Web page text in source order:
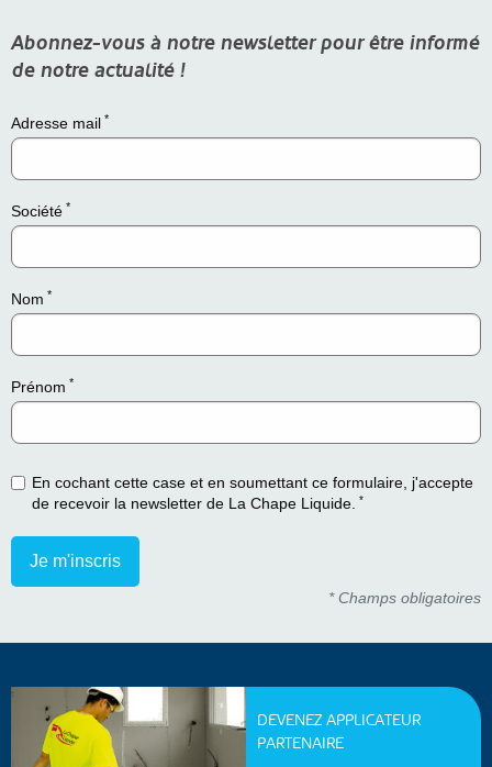
Abonnez-vous à notre newsletter pour être informé
de notre actualité !
Adresse mail *
Société *
Nom *
Prénom *
En cochant cette case et en soumettant ce formulaire, j'accepte
de recevoir la newsletter de La Chape Liquide. *
* Champs obligatoires
DEVENEZ APPLICATEUR
PARTENAIRE